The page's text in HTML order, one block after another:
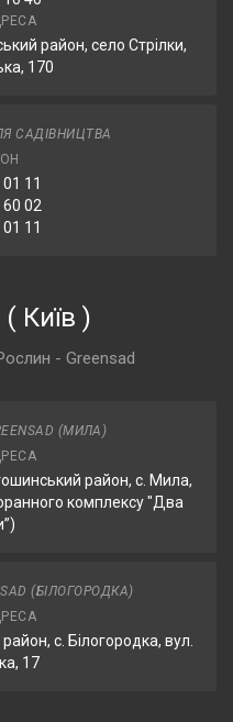
район, село Стрілки,
170
САДІВНИЦТВА
11
02
11
( Київ )
- Greensad
(МИЛА)
район, с. Мила,
комплексу "Два
(БІЛОГОРОДКА)
с. Білогородка, вул.
17